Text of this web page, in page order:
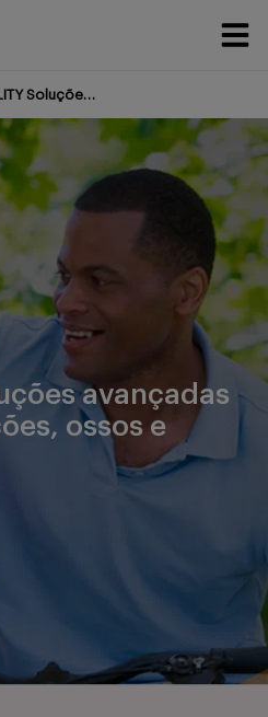
MOBILITY Soluções avançadas para articulações, ossos e músculos
avançadas
ossos e